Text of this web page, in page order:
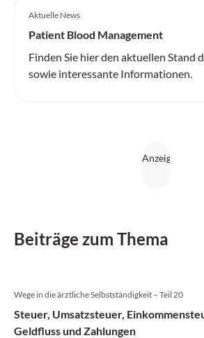
Aktuelle News
Patient Blood Management
Finden Sie hier den aktuellen Stand
sowie interessante Informationen.
Beiträge zum Thema
Wege in die ärztliche Selbstständigkeit – Teil 20
Steuer, Umsatzsteuer,
Geldfluss und Zahlungen